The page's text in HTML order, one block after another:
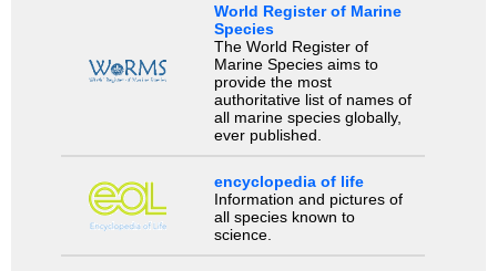
World Register of Marine
Species
The World Register of
Marine Species aims to
provide the most
authoritative list of names of
all marine species globally,
ever published.
encyclopedia of life
Information and pictures of
all species known to
science.